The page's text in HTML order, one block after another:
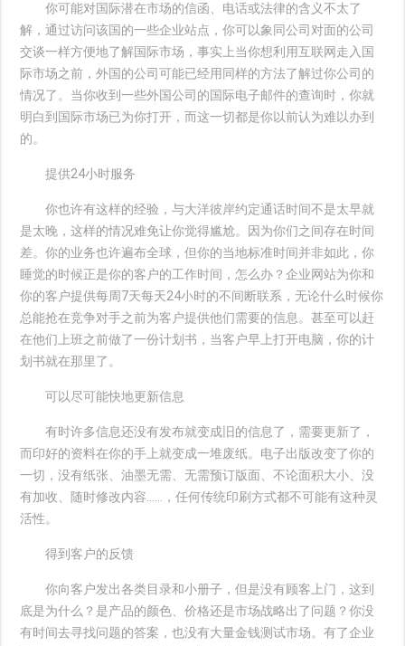
你可能对国际潜在市场的信函、电话或法律的含义不太了
解，通过访问该国的一些企业站点，你可以象同公司对面的公司
交谈一样方便地了解国际市场，事实上当你想利用互联网走入国
际市场之前，外国的公司可能已经用同样的方法了解过你公司的
情况了。当你收到一些外国公司的国际电子邮件的查询时，你就
明白到国际市场已为你打开，而这一切都是你以前认为难以办到
的。
提供24小时服务
你也许有这样的经验，与大洋彼岸约定通话时间不是太早就
是太晚，这样的情况难免让你觉得尴尬。因为你们之间存在时间
差。你的业务也许遍布全球，但你的当地标准时间并非如此，你
睡觉的时候正是你的客户的工作时间，怎么办？企业网站为你和
你的客户提供每周7天每天24小时的不间断联系，无论什么时候你
总能抢在竞争对手之前为客户提供他们需要的信息。甚至可以赶
在他们上班之前做了一份计划书，当客户早上打开电脑，你的计
划书就在那里了。
可以尽可能快地更新信息
有时许多信息还没有发布就变成旧的信息了，需要更新了，
而印好的资料在你的手上就变成一堆废纸。电子出版改变了你的
一切，没有纸张、油墨无需、无需预订版面、不论面积大小、没
有加收、随时修改内容……，任何传统印刷方式都不可能有这种灵
活性。
得到客户的反馈
你向客户发出各类目录和小册子，但是没有顾客上门，这到
底是为什么？是产品的颜色、价格还是市场战略出了问题？你没
有时间去寻找问题的答案，也没有大量金钱测试市场。有了企业